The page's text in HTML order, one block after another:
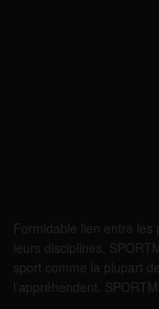
Formidable lien entre les
leurs disciplines,
sport comme la plupart
l’appréhendent.